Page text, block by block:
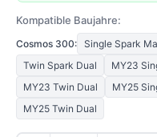
Kompatible Baujahre:
Cosmos 300: Single Spark
Twin Spark Dual
MY23
MY23 Twin Dual
MY25
MY25 Twin Dual